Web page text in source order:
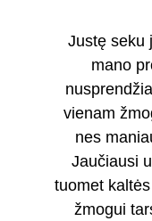
Justę seku
mano
vienam
nes
Jaučiausi
tuomet
žmogui